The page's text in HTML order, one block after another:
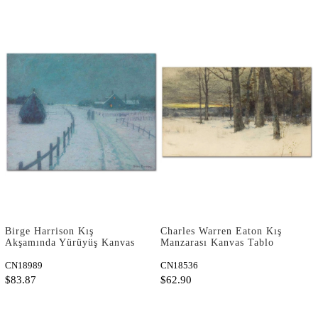
Birge Harrison Kış
Akşamında Yürüyüş Kanvas
CN18989
$83.87
Charles Warren Eaton Kış
Manzarası Kanvas Tablo
CN18536
$62.90